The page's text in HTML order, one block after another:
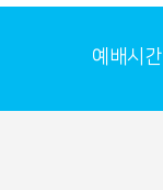
예배시간